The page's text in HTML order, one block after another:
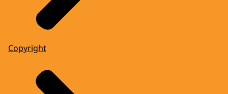
Copyright